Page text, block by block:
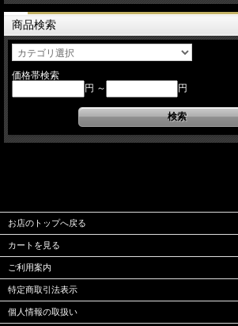
商品検索
価格帯検索
円 ～
円
お店のトップへ戻る
カートを見る
ご利用案内
特定商取引法表示
個人情報の取扱い